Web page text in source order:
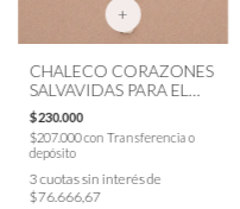
+
CHALECO CORAZONES
SALVAVIDAS PARA EL
AGUA - KONGES
$230.000
$207.000con Transferencia o
depósito
3cuotas sin interés de
$76.666,67